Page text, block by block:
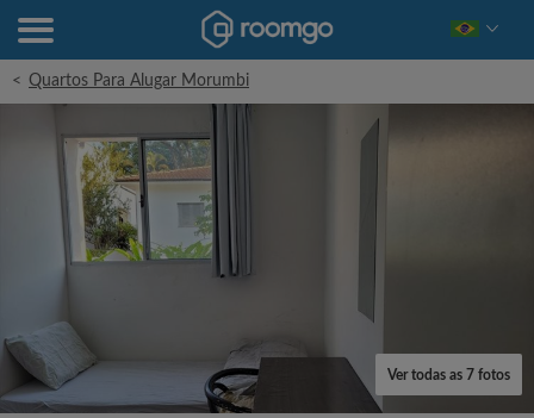
< Quartos Para Alugar Morumbi
Ver todas as 7 fotos